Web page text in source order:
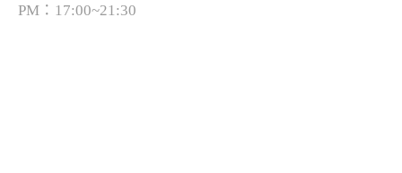
PM：17:00~21:30